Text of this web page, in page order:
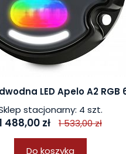
LED Apelo A2 RGB
stacjonarny: 4 szt.
488,00 zł 1 533,00 zł
Do koszyka